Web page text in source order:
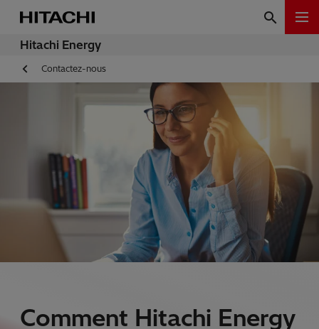
Hitachi Energy
Contactez-nous
Comment Hitachi Energy